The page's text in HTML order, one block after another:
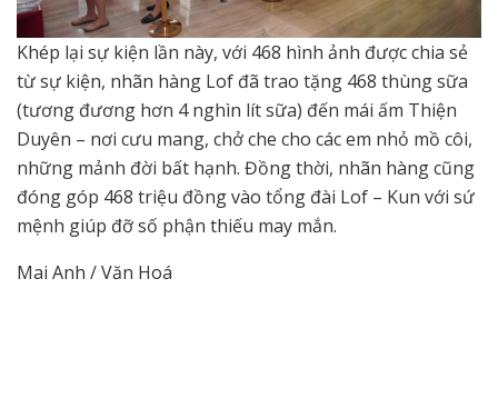
Khép lại sự kiện lần này, với 468 hình ảnh được chia sẻ
từ sự kiện, nhãn hàng Lof đã trao tặng 468 thùng sữa
(tương đương hơn 4 nghìn lít sữa) đến mái ấm Thiện
Duyên – nơi cưu mang, chở che cho các em nhỏ mồ côi,
những mảnh đời bất hạnh. Đồng thời, nhãn hàng cũng
đóng góp 468 triệu đồng vào tổng đài Lof – Kun với sứ
mệnh giúp đỡ số phận thiếu may mắn.
Mai Anh / Văn Hoá